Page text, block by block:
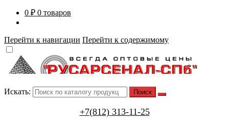
0 ₽ 0 товаров
Перейти к навигации Перейти к содержимому
Искать:
+7(812) 313-11-25